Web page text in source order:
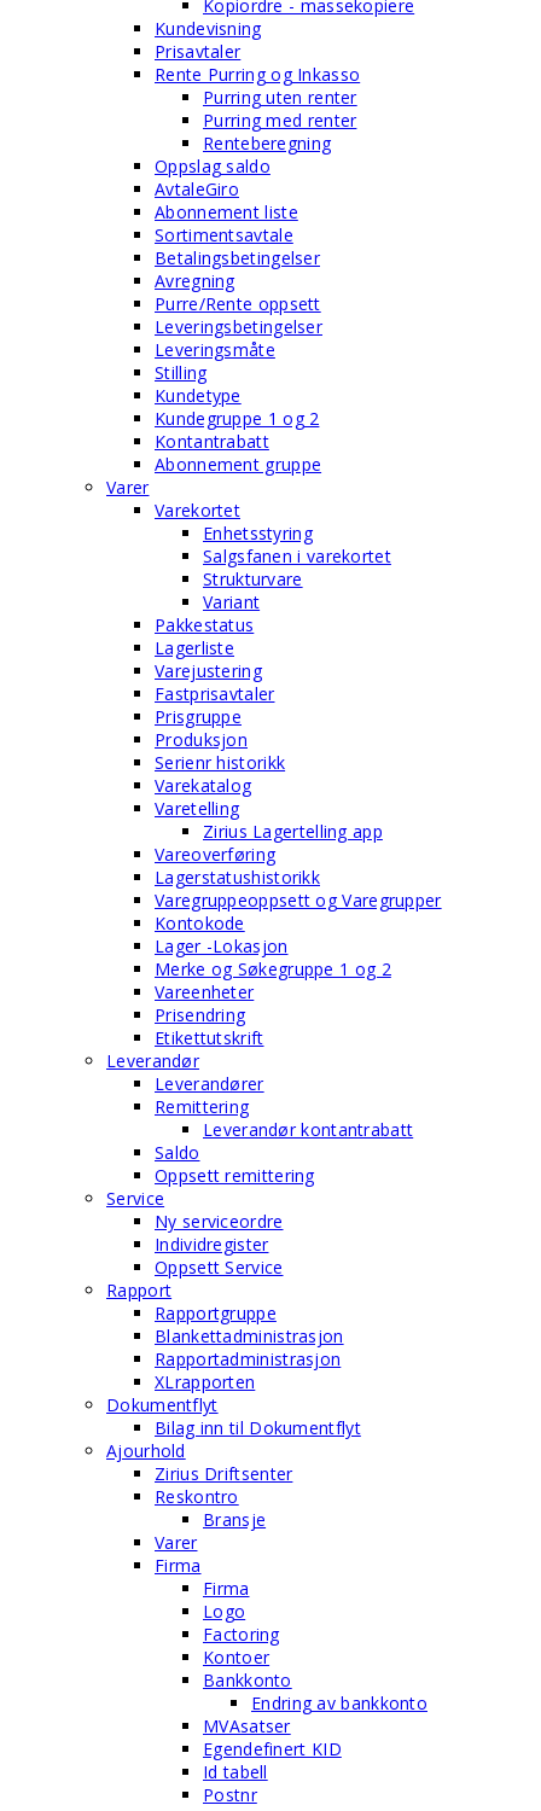
Kopiordre - massekopiere
Kundevisning
Prisavtaler
Rente Purring og Inkasso
Purring uten renter
Purring med renter
Renteberegning
Oppslag saldo
AvtaleGiro
Abonnement liste
Sortimentsavtale
Betalingsbetingelser
Avregning
Purre/Rente oppsett
Leveringsbetingelser
Leveringsmåte
Stilling
Kundetype
Kundegruppe 1 og 2
Kontantrabatt
Abonnement gruppe
Varer
Varekortet
Enhetsstyring
Salgsfanen i varekortet
Strukturvare
Variant
Pakkestatus
Lagerliste
Varejustering
Fastprisavtaler
Prisgruppe
Produksjon
Serienr historikk
Varekatalog
Varetelling
Zirius Lagertelling app
Vareoverføring
Lagerstatushistorikk
Varegruppeoppsett og Varegrupper
Kontokode
Lager -Lokasjon
Merke og Søkegruppe 1 og 2
Vareenheter
Prisendring
Etikettutskrift
Leverandør
Leverandører
Remittering
Leverandør kontantrabatt
Saldo
Oppsett remittering
Service
Ny serviceordre
Individregister
Oppsett Service
Rapport
Rapportgruppe
Blankettadministrasjon
Rapportadministrasjon
XLrapporten
Dokumentflyt
Bilag inn til Dokumentflyt
Ajourhold
Zirius Driftsenter
Reskontro
Bransje
Varer
Firma
Firma
Logo
Factoring
Kontoer
Bankkonto
Endring av bankkonto
MVAsatser
Egendefinert KID
Id tabell
Postnr